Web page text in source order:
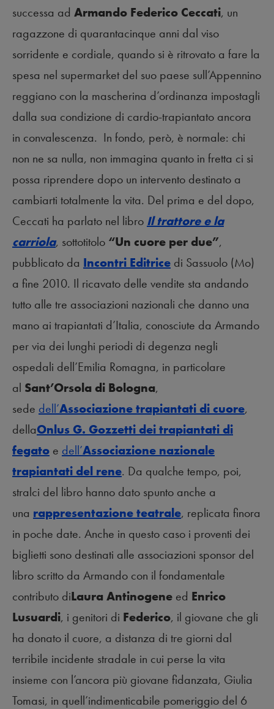
successa ad Armando Federico Ceccati, un
ragazzone di quarantacinque anni dal viso
sorridente e cordiale, quando si è ritrovato a fare la
spesa nel supermarket del suo paese sull’Appennino
reggiano con la mascherina d’ordinanza impostagli
dalla sua condizione di cardio-trapiantato ancora
in convalescenza. In fondo, però, è normale: chi
non ne sa nulla, non immagina quanto in fretta ci si
possa riprendere dopo un intervento destinato a
cambiarti totalmente la vita. Del prima e del dopo,
Ceccati ha parlato nel libro Il trattore e la
carriola, sottotitolo “Un cuore per due”,
pubblicato da Incontri Editrice di Sassuolo (Mo)
a fine 2010. Il ricavato delle vendite sta andando
tutto alle tre associazioni nazionali che danno una
mano ai trapiantati d’Italia, conosciute da Armando
per via dei lunghi periodi di degenza negli
ospedali dell’Emilia Romagna, in particolare
al Sant’Orsola di Bologna,
sede dell’Associazione trapiantati di cuore,
dellaOnlus G. Gozzetti dei trapiantati di
fegato e dell’Associazione nazionale
trapiantati del rene. Da qualche tempo, poi,
stralci del libro hanno dato spunto anche a
una rappresentazione teatrale, replicata finora
in poche date. Anche in questo caso i proventi dei
biglietti sono destinati alle associazioni sponsor del
libro scritto da Armando con il fondamentale
contributo diLaura Antinogene ed Enrico
Lusuardi, i genitori di Federico, il giovane che gli
ha donato il cuore, a distanza di tre giorni dal
terribile incidente stradale in cui perse la vita
insieme con l’ancora più giovane fidanzata, Giulia
Tomasi, in quell’indimenticabile pomeriggio del 6